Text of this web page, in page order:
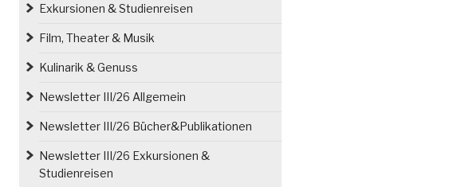
Exkursionen & Studienreisen
Film, Theater & Musik
Kulinarik & Genuss
Newsletter III/26 Allgemein
Newsletter III/26 Bücher&Publikationen
Newsletter III/26 Exkursionen &
Studienreisen